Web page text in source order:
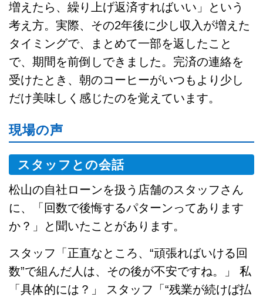
増えたら、繰り上げ返済すればいい」という
考え方。実際、その2年後に少し収入が増えた
タイミングで、まとめて一部を返したこと
で、期間を前倒しできました。完済の連絡を
受けたとき、朝のコーヒーがいつもより少し
だけ美味しく感じたのを覚えています。
現場の声
スタッフとの会話
松山の自社ローンを扱う店舗のスタッフさん
に、「回数で後悔するパターンってあります
か？」と聞いたことがあります。
スタッフ「正直なところ、“頑張ればいける回
数”で組んだ人は、その後が不安ですね。」 私
「具体的には？」 スタッフ「“残業が続けば払